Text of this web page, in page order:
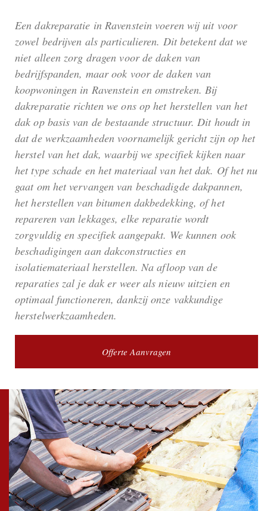
Een dakreparatie in Ravenstein voeren wij uit voor
zowel bedrijven als particulieren. Dit betekent dat we
niet alleen zorg dragen voor de daken van
bedrijfspanden, maar ook voor de daken van
koopwoningen in Ravenstein en omstreken. Bij
dakreparatie richten we ons op het herstellen van het
dak op basis van de bestaande structuur. Dit houdt in
dat de werkzaamheden voornamelijk gericht zijn op het
herstel van het dak, waarbij we specifiek kijken naar
het type schade en het materiaal van het dak. Of het nu
gaat om het vervangen van beschadigde dakpannen,
het herstellen van bitumen dakbedekking, of het
repareren van lekkages, elke reparatie wordt
zorgvuldig en specifiek aangepakt. We kunnen ook
beschadigingen aan dakconstructies en
isolatiemateriaal herstellen. Na afloop van de
reparaties zal je dak er weer als nieuw uitzien en
optimaal functioneren, dankzij onze vakkundige
herstelwerkzaamheden.
Offerte Aanvragen